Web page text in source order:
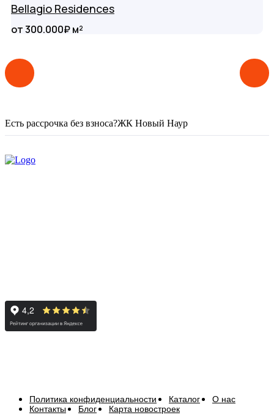
Bellagio Residences
от 300.000₽ м²
Есть рассрочка без взноса?ЖК Новый Наур
Политика конфиденциальности Каталог
О нас
Контакты
Блог Карта новостроек